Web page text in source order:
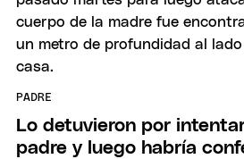
PADRE
Lo detuvieron por
padre y luego habría